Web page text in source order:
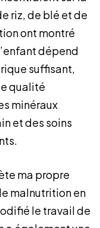
riz, de blé et de
ont montré
dépend
suffisant,
qualité
minéraux
et des soins
ma propre
malnutrition en
le travail de